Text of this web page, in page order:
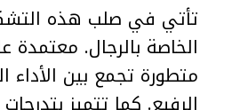
تأتي في صلب هذه
الخاصة بالرجال. معتمدة
متطورة تجمع بين الأداء